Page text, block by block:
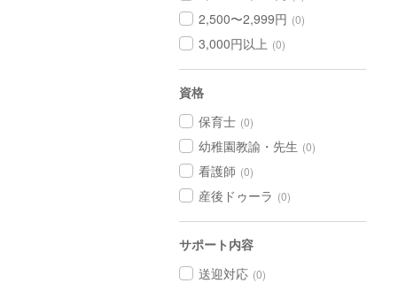
2,500〜2,999円 (0)
3,000円以上 (0)
資格
保育士 (0)
幼稚園教諭・先生 (0)
看護師 (0)
産後ドゥーラ (0)
サポート内容
送迎対応 (0)